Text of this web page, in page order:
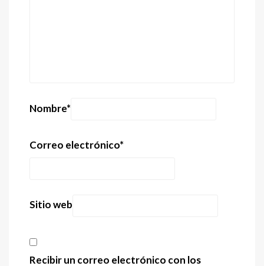
Nombre*
Correo electrónico*
Sitio web
Recibir un correo electrónico con los